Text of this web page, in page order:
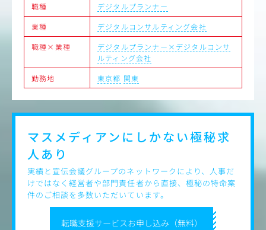
職種
デジタルプランナー
業種
デジタルコンサルティング会社
職種×業種
デジタルプランナー×デジタルコンサ
ルティング会社
勤務地
東京都 関東
転職支援サービスお申し込み（無料）
マスメディアンにしかない極秘求
人あり
実績と宣伝会議グループのネットワークにより、人事だ
けではなく経営者や部門責任者から直接、極秘の特命案
件のご相談を多数いただいています。